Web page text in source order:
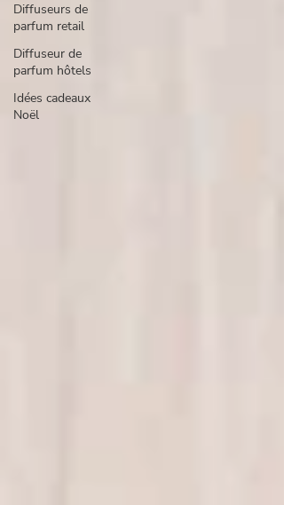
Diffuseurs de
parfum retail
Diffuseur de
parfum hôtels
Idées cadeaux
Noël